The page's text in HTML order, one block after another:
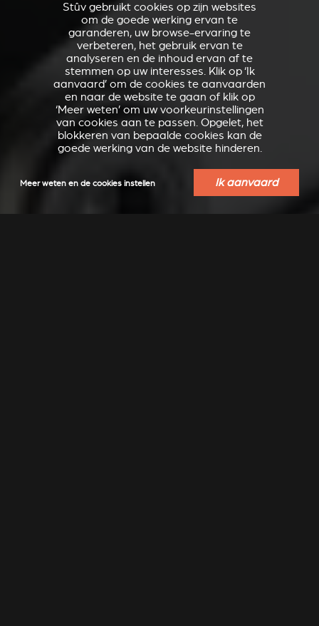
Stûv gebruikt cookies op zijn websites
om de goede werking ervan te
garanderen, uw browse-ervaring te
verbeteren, het gebruik ervan te
analyseren en de inhoud ervan af te
stemmen op uw interesses. Klik op ‘Ik
aanvaard’ om de cookies te aanvaarden
en naar de website te gaan of klik op
‘Meer weten’ om uw voorkeurinstellingen
van cookies aan te passen. Opgelet, het
blokkeren van bepaalde cookies kan de
goede werking van de website hinderen.
Meer weten en de cookies instellen Ik aanvaard